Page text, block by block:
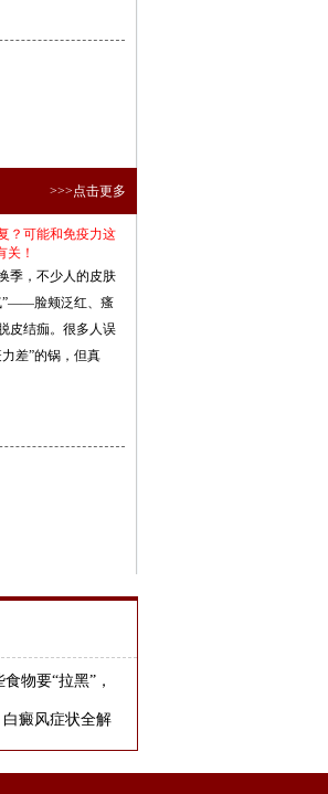
>>>点击更多
？可能和免疫力这
关！
，不少人的皮肤
”——脸颊泛红、瘙
皮结痂。很多人误
差”的锅，但真
物要“拉黑”，
癜风症状全解